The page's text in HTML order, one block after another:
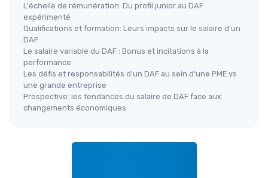
L'échelle de rémunération: Du profil junior au DAF
expérimenté
Qualifications et formation: Leurs impacts sur le salaire d'un
DAF
Le salaire variable du DAF : Bonus et incitations à la
performance
Les défis et responsabilités d'un DAF au sein d'une PME vs
une grande entreprise
Prospective: les tendances du salaire de DAF face aux
changements économiques